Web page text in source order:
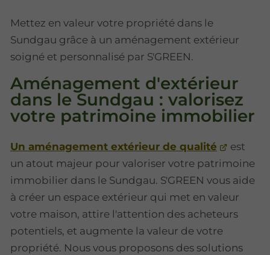
Mettez en valeur votre propriété dans le
Sundgau grâce à un aménagement extérieur
soigné et personnalisé par S'GREEN.
Aménagement d'extérieur
dans le Sundgau : valorisez
votre patrimoine immobilier
Un aménagement extérieur de qualité
est
un atout majeur pour valoriser votre patrimoine
immobilier dans le Sundgau. S'GREEN vous aide
à créer un espace extérieur qui met en valeur
votre maison, attire l'attention des acheteurs
potentiels, et augmente la valeur de votre
propriété. Nous vous proposons des solutions